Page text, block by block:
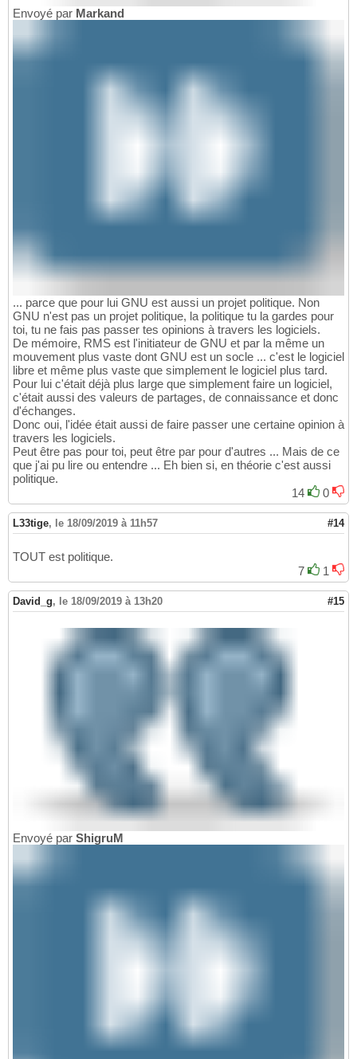
Envoyé par Markand
... parce que pour lui GNU est aussi un projet politique. Non
GNU n'est pas un projet politique, la politique tu la gardes pour
toi, tu ne fais pas passer tes opinions à travers les logiciels.
De mémoire, RMS est l'initiateur de GNU et par la même un
mouvement plus vaste dont GNU est un socle ... c'est le logiciel
libre et même plus vaste que simplement le logiciel plus tard.
Pour lui c'était déjà plus large que simplement faire un logiciel,
c'était aussi des valeurs de partages, de connaissance et donc
d'échanges.
Donc oui, l'idée était aussi de faire passer une certaine opinion à
travers les logiciels.
Peut être pas pour toi, peut être par pour d'autres ... Mais de ce
que j'ai pu lire ou entendre ... Eh bien si, en théorie c'est aussi
politique.
14
0
L33tige, le 18/09/2019 à 11h57 #14
TOUT est politique.
7
1
David_g, le 18/09/2019 à 13h20 #15
Envoyé par ShigruM